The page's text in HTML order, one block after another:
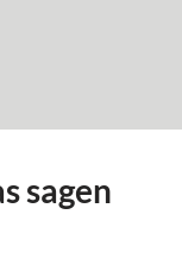
sagen